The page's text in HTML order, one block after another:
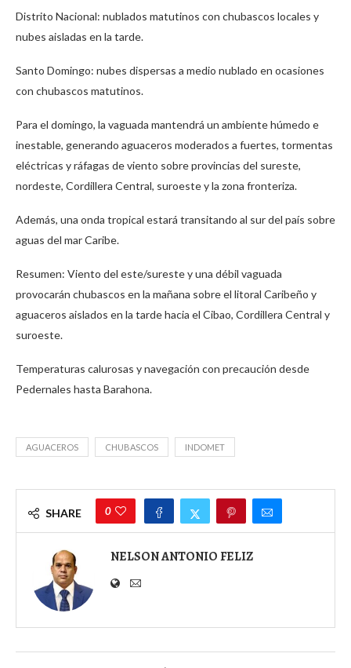
Distrito Nacional: nublados matutinos con chubascos locales y
nubes aisladas en la tarde.
Santo Domingo: nubes dispersas a medio nublado en ocasiones
con chubascos matutinos.
Para el domingo, la vaguada mantendrá un ambiente húmedo e
inestable, generando aguaceros moderados a fuertes, tormentas
eléctricas y ráfagas de viento sobre provincias del sureste,
nordeste, Cordillera Central, suroeste y la zona fronteriza.
Además, una onda tropical estará transitando al sur del país sobre
aguas del mar Caribe.
Resumen: Viento del este/sureste y una débil vaguada
provocarán chubascos en la mañana sobre el litoral Caribeño y
aguaceros aislados en la tarde hacia el Cibao, Cordillera Central y
suroeste.
Temperaturas calurosas y navegación con precaución desde
Pedernales hasta Barahona.
AGUACEROS CHUBASCOS INDOMET
SHARE 0
NELSON ANTONIO FELIZ